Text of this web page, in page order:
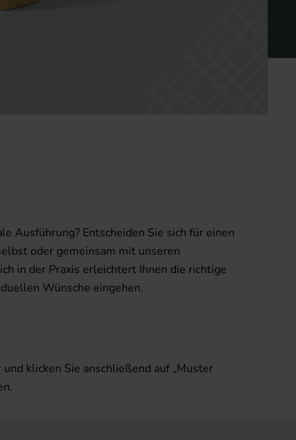
Ausführung? Entscheiden Sie sich für einen
oder gemeinsam mit unseren
in der Praxis erleichtert Ihnen die richtige
Wünsche eingehen.
klicken Sie anschließend auf „Muster